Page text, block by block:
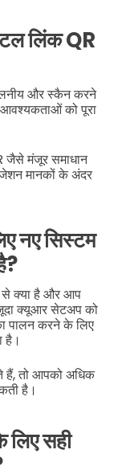
लिंक QR
और स्कैन करने
को पूरा
जैसे मंजूर समाधान
मानकों के अंदर
नए सिस्टम
से क्या है और आप
क्यूआर सेटअप को
पालन करने के लिए
है।
हैं, तो आपको अधिक
है।
सही